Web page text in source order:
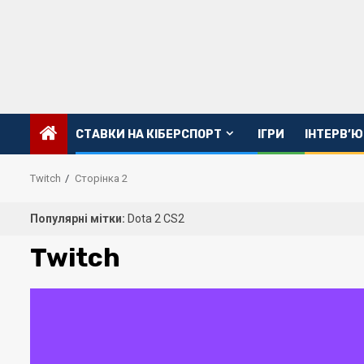
CТАВКИ НА КІБЕРСПОРТ ІГРИ ІНТЕРВ’Ю
Twitch Сторінка 2
Популярні мітки: Dota 2 CS2
Twitch